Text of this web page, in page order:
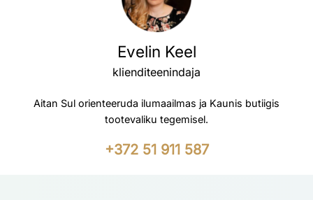
Evelin Keel
klienditeenindaja
Aitan Sul orienteeruda ilumaailmas ja Kaunis butiigis
tootevaliku tegemisel.
+372 51 911 587